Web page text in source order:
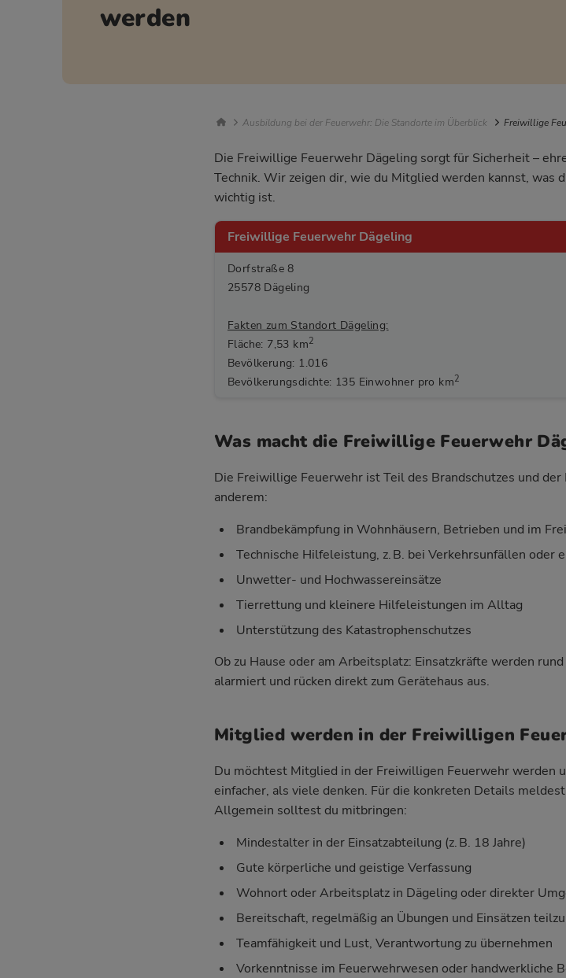
werden
Breadcrumb Navigation
Ausbildung bei der Feuerwehr: Die Standorte im Überblick Freiwillige
Die Freiwillige Feuerwehr Dägeling sorgt für Sicherheit –
Technik. Wir zeigen dir, wie du Mitglied werden kannst, was
wichtig ist.
Freiwillige Feuerwehr Dägeling
Dorfstraße 8
25578 Dägeling
Fakten zum Standort Dägeling:
Fläche: 7,53 km2
Bevölkerung: 1.016
Bevölkerungsdichte: 135 Einwohner pro km2
Was macht die Freiwillige Feuerwehr
Die Freiwillige Feuerwehr ist Teil des Brandschutzes und
anderem:
Brandbekämpfung in Wohnhäusern, Betrieben und im
Technische Hilfeleistung, z. B. bei Verkehrsunfällen oder
Unwetter- und Hochwassereinsätze
Tierrettung und kleinere Hilfeleistungen im Alltag
Unterstützung des Katastrophenschutzes
Ob zu Hause oder am Arbeitsplatz: Einsatzkräfte werden
alarmiert und rücken direkt zum Gerätehaus aus.
Mitglied werden in der Freiwilligen
Du möchtest Mitglied in der Freiwilligen Feuerwehr werden
einfacher, als viele denken. Für die konkreten Details
Allgemein solltest du mitbringen:
Mindestalter in der Einsatzabteilung (z. B. 18 Jahre)
Gute körperliche und geistige Verfassung
Wohnort oder Arbeitsplatz in Dägeling oder direkter
Bereitschaft, regelmäßig an Übungen und Einsätzen
Teamfähigkeit und Lust, Verantwortung zu übernehmen
Vorkenntnisse im Feuerwehrwesen oder handwerkliche